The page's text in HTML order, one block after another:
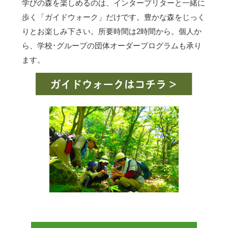
学びの森を楽しめるのは、インタープリターと一緒に
歩く「ガイドウォーク」だけです。豊かな森をじっく
りとお楽しみ下さい。所要時間は2時間から。個人か
ら、学校･グループの団体オーダープログラムも承り
ます。